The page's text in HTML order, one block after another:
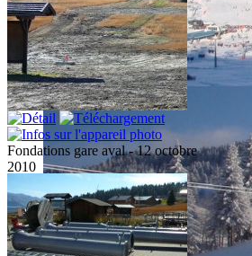
Fondations gare aval - 12 octobre
2010